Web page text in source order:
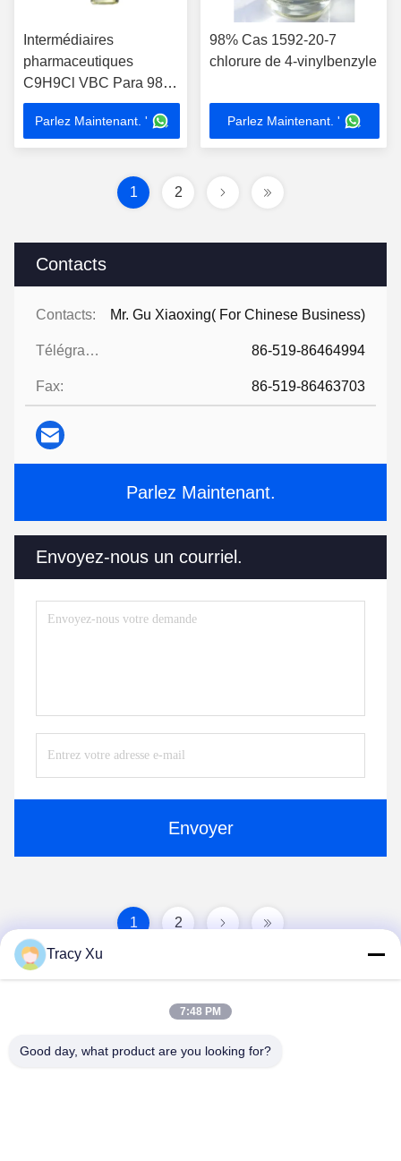
Contacts
Contacts: Mr. Gu Xiaoxing( For Chinese Business)
Télégramme: 86-519-86464994
Fax: 86-519-86463703
Parlez Maintenant.
Envoyez-nous un courriel.
Envoyer
Intermédiaires
pharmaceutiques
C9H9Cl VBC Para 98%
4-chlorométhyl styrène
Parlez Maintenant. '
98% Cas 1592-20-7
chlorure de 4-vinylbenzyle
Parlez Maintenant. '
1 2
1 2
Tracy Xu
7:48 PM
Good day, what product are you looking for?